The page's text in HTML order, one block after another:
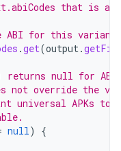
that is
ABI for this variant
.get(output.
returns null for
not override the
universal APKs
null) {